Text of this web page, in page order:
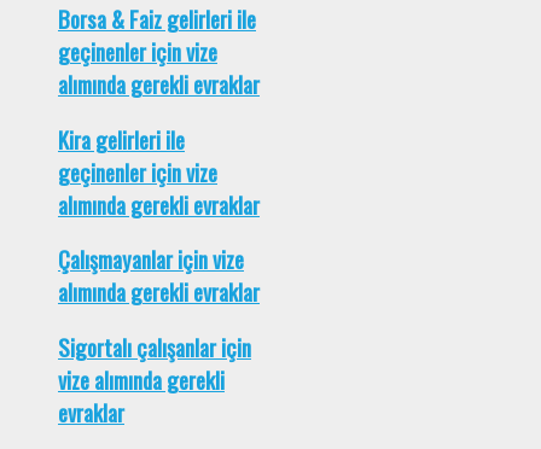
Borsa & Faiz gelirleri ile
geçinenler için vize
alımında gerekli evraklar
Kira gelirleri ile
geçinenler için vize
alımında gerekli evraklar
Çalışmayanlar için vize
alımında gerekli evraklar
Sigortalı çalışanlar için
vize alımında gerekli
evraklar